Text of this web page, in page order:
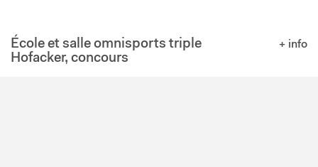
École et salle omnisports triple
Hofacker, concours
+ info